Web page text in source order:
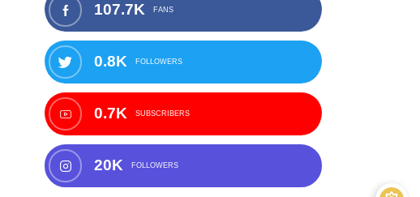
107.7K FANS
0.8K FOLLOWERS
0.7K SUBSCRIBERS
20K FOLLOWERS